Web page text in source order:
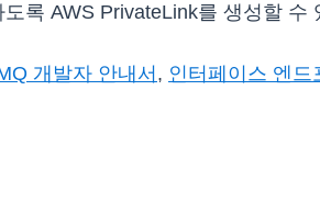
록 AWS PrivateLink를 생성할 수
개발자 안내서 , 인터페이스 엔드